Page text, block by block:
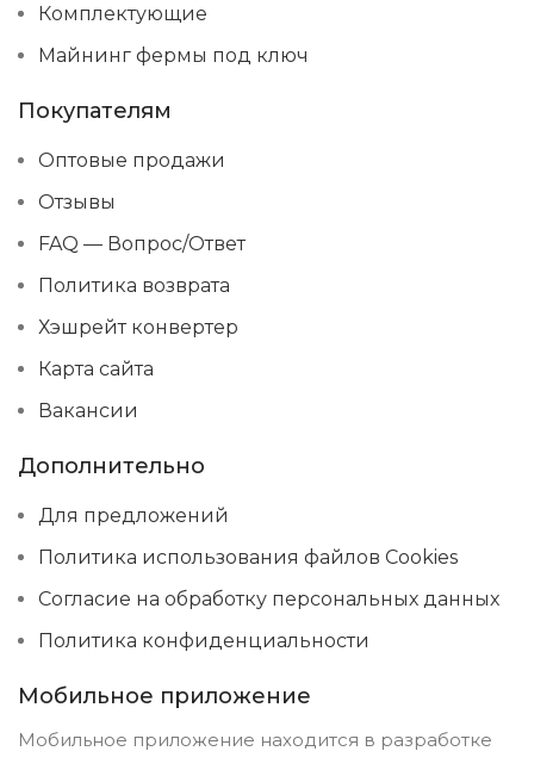
Комплектующие
Майнинг фермы под ключ
Покупателям
Оптовые продажи
Отзывы
FAQ — Вопрос/Ответ
Политика возврата
Хэшрейт конвертер
Карта сайта
Вакансии
Дополнительно
Для предложений
Политика использования файлов Cookies
Согласие на обработку персональных данных
Политика конфиденциальности
Мобильное приложение
Мобильное приложение находится в разработке